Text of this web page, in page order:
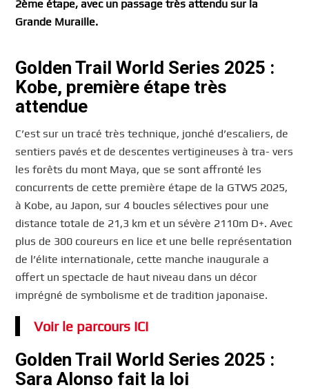
2ème étape, avec un passage très attendu sur la
Grande Muraille.
Golden Trail World Series 2025 :
Kobe, première étape très
attendue
C’est sur un tracé très technique, jonché d’escaliers, de
sentiers pavés et de descentes vertigineuses à tra- vers
les forêts du mont Maya, que se sont affronté les
concurrents de cette première étape de la GTWS 2025,
à Kobe, au Japon, sur 4 boucles sélectives pour une
distance totale de 21,3 km et un sévère 2110m D+. Avec
plus de 300 coureurs en lice et une belle représentation
de l’élite internationale, cette manche inaugurale a
offert un spectacle de haut niveau dans un décor
imprégné de symbolisme et de tradition japonaise.
Voir le parcours ICI
Golden Trail World Series 2025 :
Sara Alonso fait la loi